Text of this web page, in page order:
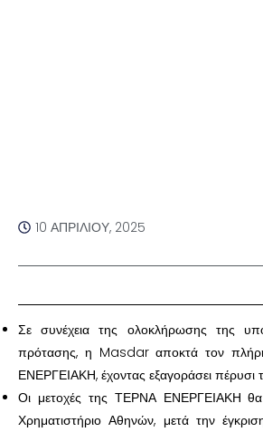
10 ΑΠΡΙΛΊΟΥ, 2025
Σε συνέχεια της ολοκλήρωσης της
πρότασης, η Masdar αποκτά τον
ΕΝΕΡΓΕΙΑΚΗ, έχοντας εξαγοράσει πέρυσι
Οι μετοχές της ΤΕΡΝΑ ΕΝΕΡΓΕΙΑΚΗ
Χρηματιστήριο Αθηνών, μετά την